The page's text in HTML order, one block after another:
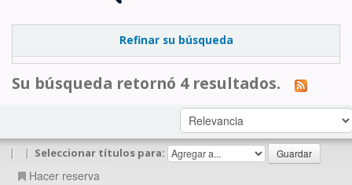
Refinar su búsqueda
Su búsqueda retornó 4 resultados.
| | Seleccionar títulos para:
Hacer reserva